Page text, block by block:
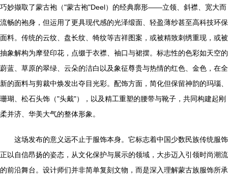
巧妙撷取了蒙古袍（"蒙古袍"Deel）的经典廓形——立领、斜襟、宽大而
流畅的袍身，但运用了更具现代感的光泽缎面、轻盈薄纱甚至高科技环保
面料。传统的云纹、盘长纹、犄纹等吉祥图案，或被精致刺绣重现，或被
抽象解构为摩登印花，点缀于衣襟、袖口与裙摆。标志性的色彩如天空的
蔚蓝、草原的翠绿、云朵的洁白以及象征尊贵与热情的红色、金色，在全
新的面料与剪裁中焕发出夺目光彩。配饰方面，简化但保留神韵的玛瑙、
珊瑚、松石头饰（"头戴"），以及精工重塑的腰带与靴子，共同构建起刚
柔并济、华美大气的整体形象。
这场发布的意义远不止于服饰本身。它标志着中国少数民族传统服饰
正以自信昂扬的姿态，从文化保护与展示的领域，大步迈入引领时尚潮流
的前沿舞台。设计师们并非简单复刻文物，而是深入理解蒙古族服饰所承